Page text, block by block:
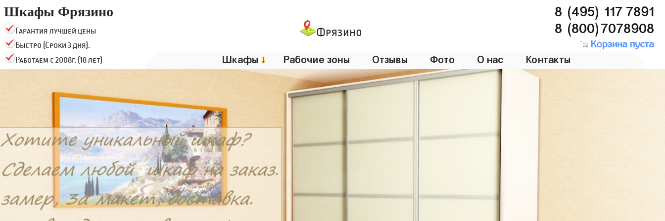
Шкафы Фрязино
Гарантия лучшей цены
Быстро (Сроки 3 дня).
Работаем с 2008г. (18 лет)
Фрязино
8 (495) 117 7891
8 (800)7078908
Корзина пуста
Шкафы ↓ Рабочие зоны Отзывы Фото О нас Контакты